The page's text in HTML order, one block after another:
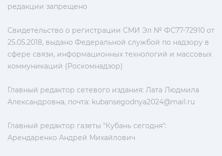
редакции запрещено
Свидетельство о регистрации СМИ Эл № ФС77-72910 от
25.05.2018, выдано Федеральной службой по надзору в
сфере связи, информационных технологий и массовых
коммуникаций (Роскомнадзор)
Главный редактор сетевого издания: Лата Людмила
Александровна, почта: kubansegodnya2024@mail.ru
Главный редактор газеты "Кубань сегодня":
Арендаренко Андрей Михайлович